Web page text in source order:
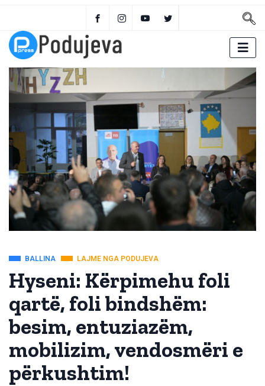
BALLINA LAJME NGA PODUJEVA
Hyseni: Kërpimehu foli
qartë, foli bindshëm:
besim, entuziazëm,
mobilizim, vendosmëri e
përkushtim!